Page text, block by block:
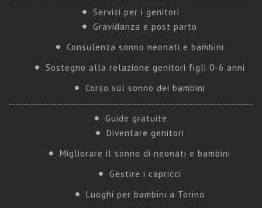
Servizi per i genitori
Gravidanza e post parto
Consulenza sonno neonati e bambini
Sostegno alla relazione genitori figli 0-6 anni
Corso sul sonno dei bambini
Guide gratuite
Diventare genitori
Migliorare il sonno di neonati e bambini
Gestire i capricci
Luoghi per bambini a Torino